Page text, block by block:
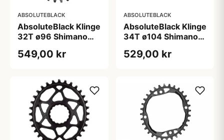
ABSOLUTEBLACK
AbsoluteBlack Klinge
32T ø96 Shimano
549,00 kr
ABSOLUTEBLACK
AbsoluteBlack Klinge
34T ø104 Shimano
529,00 kr